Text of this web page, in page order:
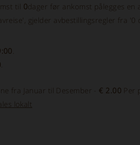
til 0dager før ankomst pålegges en
gjelder avbestillingsregler fra
.
.
fra Januar til Desember - € 2.00 Per
lokalt